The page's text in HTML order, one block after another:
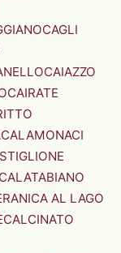
CAGLI
CAIAZZO
CAIRATE
CALAMONACI
CALATABIANO
AL LAGO
CALCINATO